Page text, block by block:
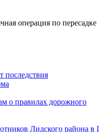
операция по пересадке
последствия
о правилах дорожного
Лидского района в I